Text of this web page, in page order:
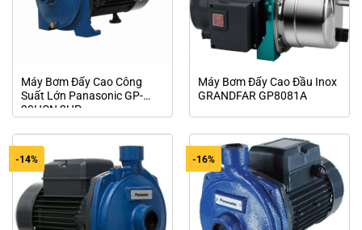
Máy Bơm Đẩy Cao Công
Suất Lớn Panasonic GP-
20HCN 2HP
Máy Bơm Đẩy Cao Đầu Inox
GRANDFAR GP8081A
-14% -16%